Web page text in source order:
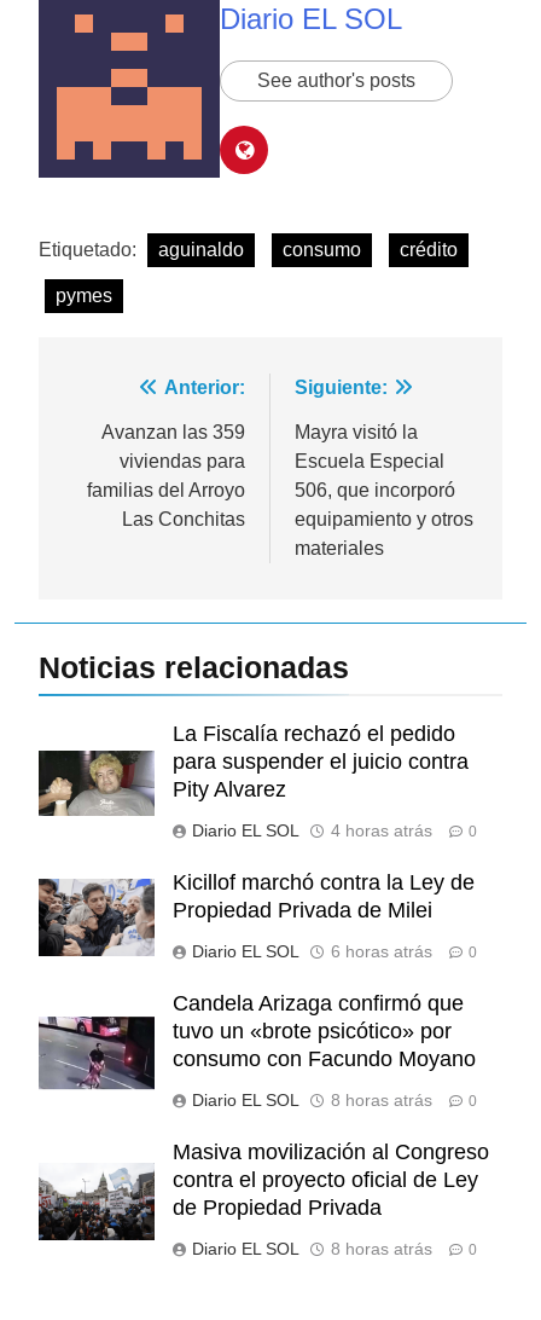
Diario EL SOL
See author's posts
Etiquetado: aguinaldo consumo crédito
pymes
Navegación
entradas
Anterior:
Avanzan las 359
viviendas para
familias del Arroyo
Las Conchitas
Siguiente:
Mayra visitó la
Escuela Especial
506, que incorporó
equipamiento y otros
materiales
Noticias relacionadas
La Fiscalía rechazó el pedido
para suspender el juicio contra
Pity Alvarez
Diario EL SOL 4 horas atrás 0
Kicillof marchó contra la Ley de
Propiedad Privada de Milei
Diario EL SOL 6 horas atrás 0
Candela Arizaga confirmó que
tuvo un «brote psicótico» por
consumo con Facundo Moyano
Diario EL SOL 8 horas atrás 0
Masiva movilización al Congreso
contra el proyecto oficial de Ley
de Propiedad Privada
Diario EL SOL 8 horas atrás 0